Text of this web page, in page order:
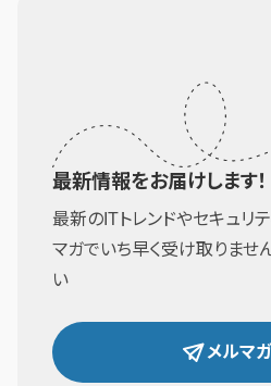
最新情報をお届けします！
最新のITトレンドやセキュリ
マガでいち早く受け取りませ
い
メルマ